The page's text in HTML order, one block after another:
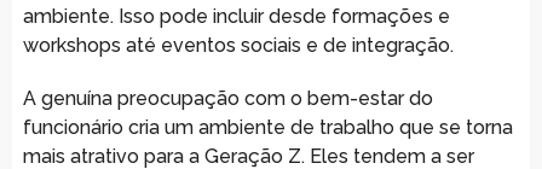
ambiente. Isso pode incluir desde formações e
workshops até eventos sociais e de integração.
A genuína preocupação com o bem-estar do
funcionário cria um ambiente de trabalho que se torna
mais atrativo para a Geração Z. Eles tendem a ser